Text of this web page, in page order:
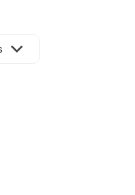
hyper centre avec
lots logements -
pour l'appartement
D173-C9EE-